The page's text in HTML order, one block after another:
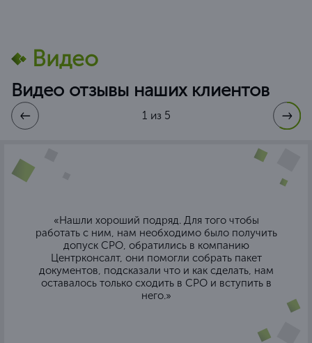
Видео
Видео отзывы наших клиентов
1 из 5
«Нашли хороший подряд. Для того чтобы
работать с ним, нам необходимо было получить
допуск СРО, обратились в компанию
Центрконсалт, они помогли собрать пакет
документов, подсказали что и как сделать, нам
оставалось только сходить в СРО и вступить в
него.»